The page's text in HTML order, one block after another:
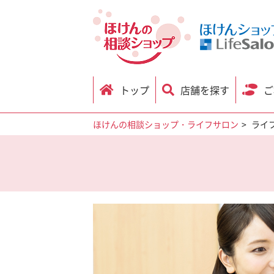
トップ 店舗を探す
ほけんの相談ショップ・ライフサロン ライ